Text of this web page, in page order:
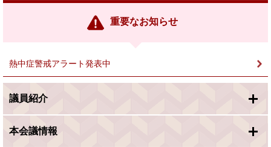
リ
重要なお知らせ
熱中症警戒アラート発表中
議員紹介
本会議情報